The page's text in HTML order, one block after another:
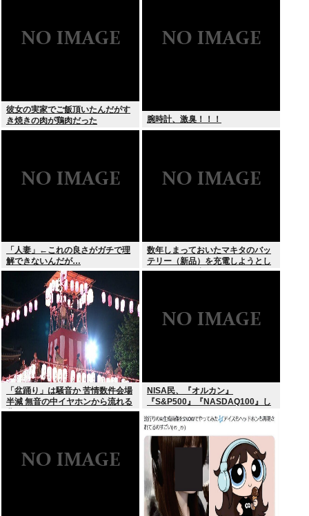
彼女の実家でご飯頂いたんだがす
き焼きの肉が鶏肉だった
腕時計、激臭！！！
「人妻」←これの良さがガチで理
解できないんだが…
数年しまっておいたマキタのバッ
テリー（新品）を充電しようとし
たらエラーで充電できないんだ
「盆踊り」は騒音か 苦情数件会場
半減 無音の中イヤホンから流れる
曲に合わせ踊るサイレント盆ダン
NISA民、『オルカン』
『S&P500』『NASDAQ100』し